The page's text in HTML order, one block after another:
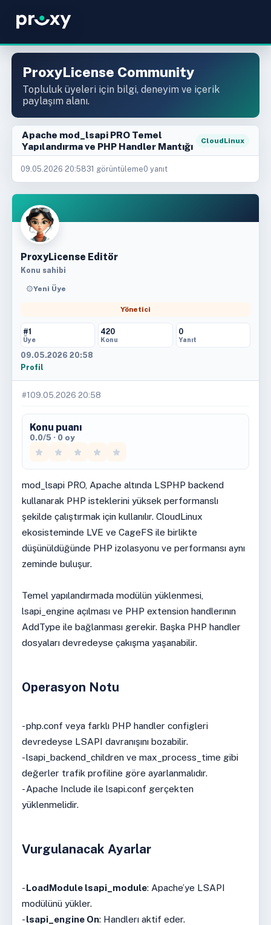
ProxyLicense Community
Topluluk üyeleri için bilgi, deneyim ve içerik
paylaşım alanı.
Apache mod_lsapi PRO Temel
Yapılandırma ve PHP Handler Mantığı
CloudLinux
09.05.2026 20:5831 görüntüleme0 yanıt
ProxyLicense Editör
Konu sahibi
Yeni Üye
Yönetici
#1
Üye
420
Konu
0
Yanıt
09.05.2026 20:58
Profil
#1 09.05.2026 20:58
Konu puanı
0.0/5 · 0 oy
mod_lsapi PRO, Apache altında LSPHP backend
kullanarak PHP isteklerini yüksek performanslı
şekilde çalıştırmak için kullanılır. CloudLinux
ekosisteminde LVE ve CageFS ile birlikte
düşünüldüğünde PHP izolasyonu ve performansı aynı
zeminde buluşur.
Temel yapılandırmada modülün yüklenmesi,
lsapi_engine açılması ve PHP extension handlerının
AddType ile bağlanması gerekir. Başka PHP handler
dosyaları devredeyse çakışma yaşanabilir.
Operasyon Notu
- php.conf veya farklı PHP handler configleri
devredeyse LSAPI davranışını bozabilir.
- lsapi_backend_children ve max_process_time gibi
değerler trafik profiline göre ayarlanmalıdır.
- Apache Include ile lsapi.conf gerçekten
yüklenmelidir.
Vurgulanacak Ayarlar
-LoadModule lsapi_module: Apache’ye LSAPI
modülünü yükler.
-lsapi_engine On: Handlerı aktif eder.